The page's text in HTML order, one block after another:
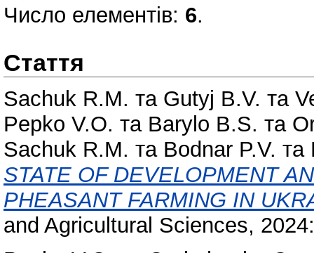
Число елементів: 6.
Стаття
Sachuk R.M. та Gutyj B.V. та
Pepko V.O. та Barylo B.S. та
Sachuk R.M. та Bodnar P.V. та
STATE OF DEVELOPMENT
PHEASANT FARMING IN
and Agricultural Sciences,